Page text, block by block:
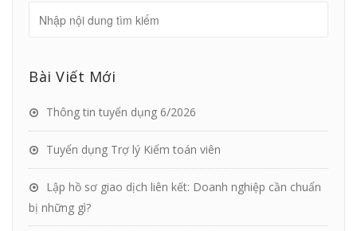
Bài Viết Mới
Thông tin tuyển dụng 6/2026
Tuyển dụng Trợ lý Kiểm toán viên
Lập hồ sơ giao dịch liên kết: Doanh nghiệp cần chuẩn
bị những gì?